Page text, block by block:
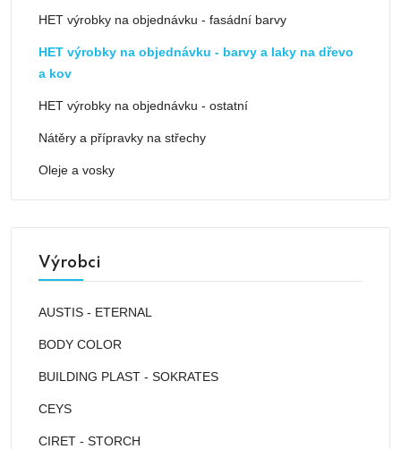
HET výrobky na objednávku - fasádní barvy
HET výrobky na objednávku - barvy a laky na dřevo
a kov
HET výrobky na objednávku - ostatní
Nátěry a přípravky na střechy
Oleje a vosky
Výrobci
AUSTIS - ETERNAL
BODY COLOR
BUILDING PLAST - SOKRATES
CEYS
CIRET - STORCH